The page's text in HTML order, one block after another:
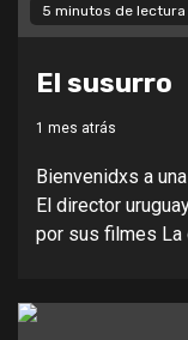
5 minutos de lectura
El susurro
1 mes atrás
Bienvenidxs a
El director
por sus filmes La